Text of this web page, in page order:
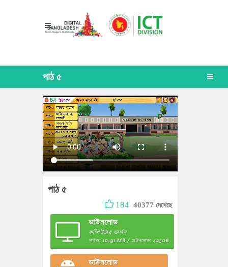
পাঠ ৫
পাঠ ৫
184 40377 দেখেছে
ডাউনলোড
কম্পিউটার ভার্সন
সাইজ: 10.91 MB / ডাউনলোড: 42506
ডাউনলোড